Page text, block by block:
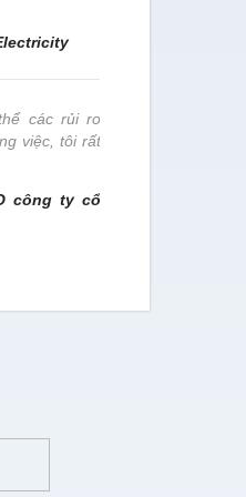
các rủi ro
việc, tôi rất
công ty cổ